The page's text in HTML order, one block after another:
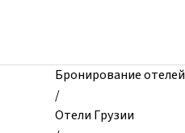
Бронирование отелей
/
Отели Грузии